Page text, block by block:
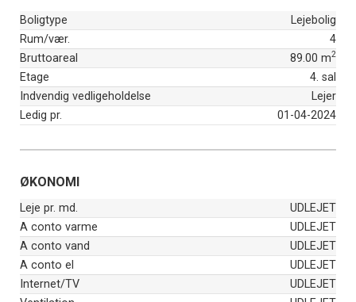
Boligtype
Lejebolig
Rum/vær.
4
Bruttoareal
89.00 m2
Etage
4. sal
Indvendig vedligeholdelse
Lejer
Ledig pr.
01-04-2024
ØKONOMI
Leje pr. md.
UDLEJET
A conto varme
UDLEJET
A conto vand
UDLEJET
A conto el
UDLEJET
Internet/TV
UDLEJET